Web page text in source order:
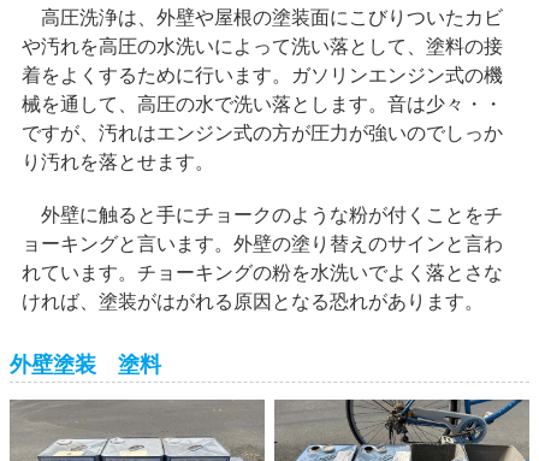
高圧洗浄は、外壁や屋根の塗装面にこびりついたカビ
や汚れを高圧の水洗いによって洗い落として、塗料の接
着をよくするために行います。ガソリンエンジン式の機
械を通して、高圧の水で洗い落とします。音は少々・・
ですが、汚れはエンジン式の方が圧力が強いのでしっか
り汚れを落とせます。
外壁に触ると手にチョークのような粉が付くことをチ
ョーキングと言います。外壁の塗り替えのサインと言わ
れています。チョーキングの粉を水洗いでよく落とさな
ければ、塗装がはがれる原因となる恐れがあります。
外壁塗装 塗料